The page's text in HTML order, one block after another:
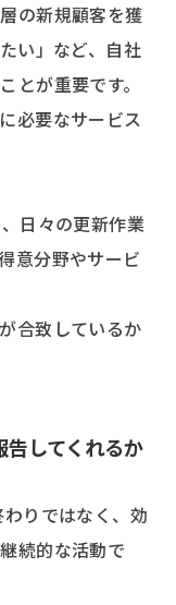
の新規顧客を獲
い」など、自社
とが重要です。
必要なサービス
日々の更新作業
意分野やサービ
合致しているか
してくれるか
りではなく、効
続的な活動で